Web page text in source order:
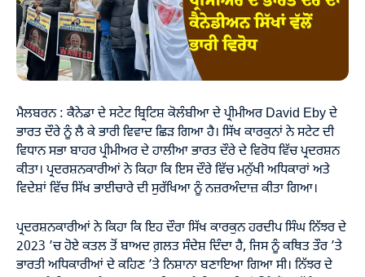
ਮੈਲਬਰਨ : ਕੈਨੇਡਾ ਦੇ ਸਟੇਟ ਬ੍ਰਿਟਿਸ਼ ਕੋਲੰਬੀਆ ਦੇ ਪ੍ਰੀਮੀਅਰ David Eby ਦੇ
ਭਾਰਤ ਦੌਰੇ ਨੂੰ ਲੈ ਕੇ ਭਾਰੀ ਵਿਵਾਦ ਛਿੜ ਗਿਆ ਹੈ। ਸਿੱਖ ਕਾਰਕੁਨਾਂ ਨੇ ਸਟੇਟ ਦੀ
ਵਿਧਾਨ ਸਭਾ ਬਾਹਰ ਪ੍ਰੀਮੀਅਰ ਦੇ ਹਾਲੀਆ ਭਾਰਤ ਦੌਰੇ ਦੇ ਵਿਰੋਧ ਵਿੱਚ ਪ੍ਰਦਰਸ਼ਨ
ਕੀਤਾ। ਪ੍ਰਦਰਸ਼ਨਕਾਰੀਆਂ ਨੇ ਕਿਹਾ ਕਿ ਇਸ ਦੌਰੇ ਵਿੱਚ ਮਨੁੱਖੀ ਅਧਿਕਾਰਾਂ ਅਤੇ
ਵਿਦੇਸ਼ਾਂ ਵਿੱਚ ਸਿੱਖ ਭਾਈਚਾਰੇ ਦੀ ਸੁਰੱਖਿਆ ਨੂੰ ਨਜ਼ਰਅੰਦਾਜ਼ ਕੀਤਾ ਗਿਆ।
ਪ੍ਰਦਰਸ਼ਨਕਾਰੀਆਂ ਨੇ ਕਿਹਾ ਕਿ ਇਹ ਦੌਰਾ ਸਿੱਖ ਕਾਰਕੁਨ ਹਰਦੀਪ ਸਿੰਘ ਨਿੱਝਰ ਦੇ
2023 ’ਚ ਹੋਏ ਕਤਲ ਤੋਂ ਬਾਅਦ ਗ਼ਲਤ ਸੰਦੇਸ਼ ਦਿੰਦਾ ਹੈ, ਜਿਸ ਨੂੰ ਕਥਿਤ ਤੌਰ ’ਤੇ
ਭਾਰਤੀ ਅਧਿਕਾਰੀਆਂ ਦੇ ਕਹਿਣ ’ਤੇ ਨਿਸ਼ਾਨਾ ਬਣਾਇਆ ਗਿਆ ਸੀ। ਨਿੱਝਰ ਦੇ